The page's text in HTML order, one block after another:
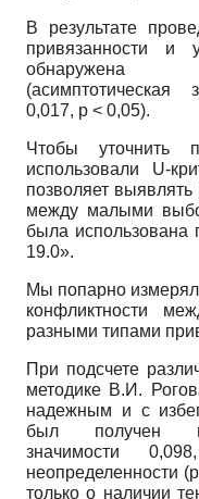
В результате
привязанности и
обнаружена
(асимптотическая
0,017, р < 0,05).
Чтобы уточнить
использовали U-
позволяет
между малыми
была использована
19.0».
Мы попарно
конфликтности
разными типами
При подсчете
методике В.И.
надежным и с
был получен
значимости
неопределенности
только о наличии